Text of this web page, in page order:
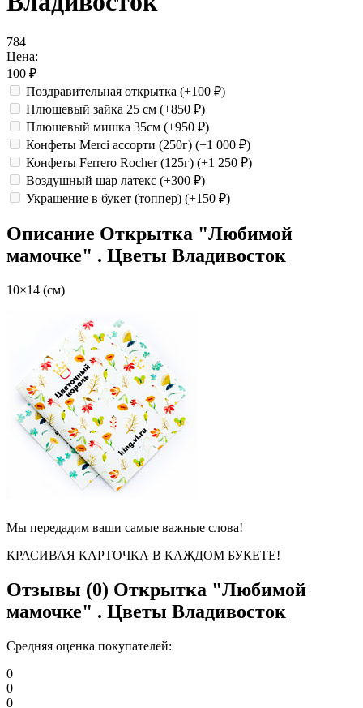
784
Цена:
100 ₽
Поздравительная открытка (+100 ₽)
Плюшевый зайка 25 см (+850 ₽)
Плюшевый мишка 35см (+950 ₽)
Конфеты Merci ассорти (250г) (+1 000 ₽)
Конфеты Ferrero Rocher (125г) (+1 250 ₽)
Воздушный шар латекс (+300 ₽)
Украшение в букет (топпер) (+150 ₽)
Описание Открытка "Любимой
мамочке" . Цветы Владивосток
10×14 (см)
Мы передадим ваши самые важные слова!
КРАСИВАЯ КАРТОЧКА В КАЖДОМ БУКЕТЕ!
Отзывы (0) Открытка "Любимой
мамочке" . Цветы Владивосток
Средняя оценка покупателей:
0
0
0